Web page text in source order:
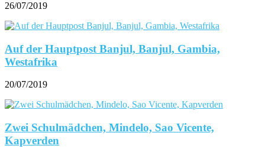
26/07/2019
Auf der Hauptpost Banjul, Banjul, Gambia,
Westafrika
20/07/2019
Zwei Schulmädchen, Mindelo, Sao Vicente,
Kapverden